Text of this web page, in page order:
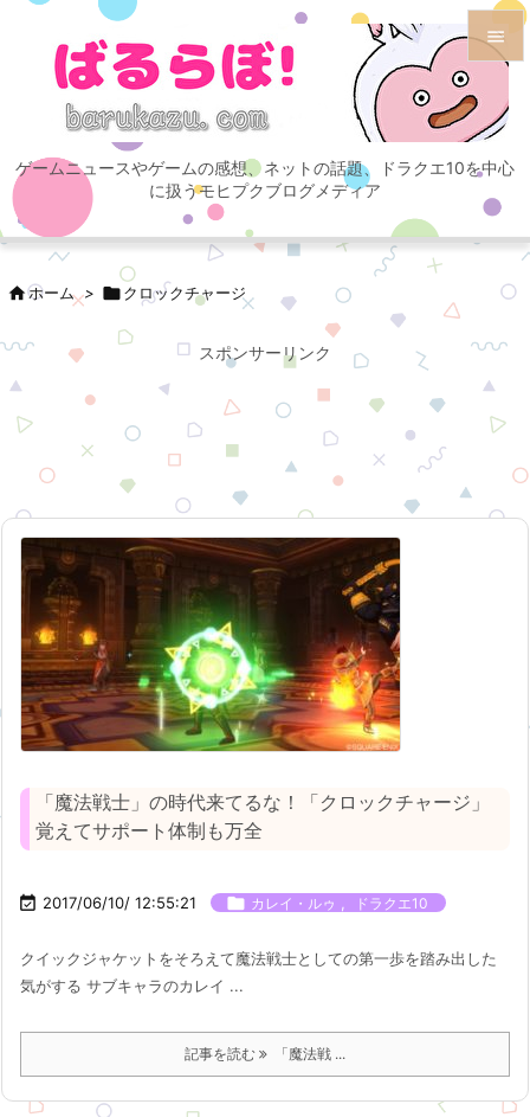
ゲームニュースやゲームの感想、ネットの話題、ドラクエ10を中心
に扱うモヒプクブログメディア

メニュ

サイド

次へ
検索
ホーム > クロックチャージ
スポンサーリンク
「魔法戦士」の時代来てるな！「クロックチャージ」
覚えてサポート体制も万全
 2017/06/10/ 12:55:21  カレイ・ルゥ ドラクエ10
クイックジャケットをそろえて魔法戦士としての第一歩を踏み出した
気がする サブキャラのカレイ ...
記事を読む 「魔法戦 ...